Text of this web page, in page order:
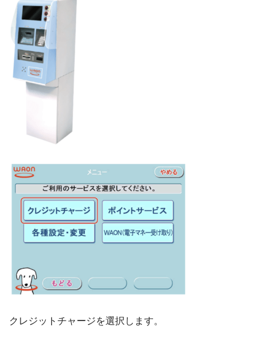
クレジットチャージを選択します。